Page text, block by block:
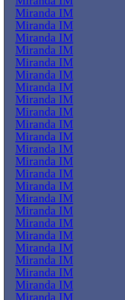
Miranda IM
Miranda IM
Miranda IM
Miranda IM
Miranda IM
Miranda IM
Miranda IM
Miranda IM
Miranda IM
Miranda IM
Miranda IM
Miranda IM
Miranda IM
Miranda IM
Miranda IM
Miranda IM
Miranda IM
Miranda IM
Miranda IM
Miranda IM
Miranda IM
Miranda IM
Miranda IM
Miranda IM